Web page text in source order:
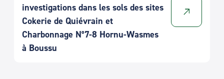
investigations dans les sols des sites
Cokerie de Quiévrain et
Charbonnage N°7-8 Hornu-Wasmes
à Boussu